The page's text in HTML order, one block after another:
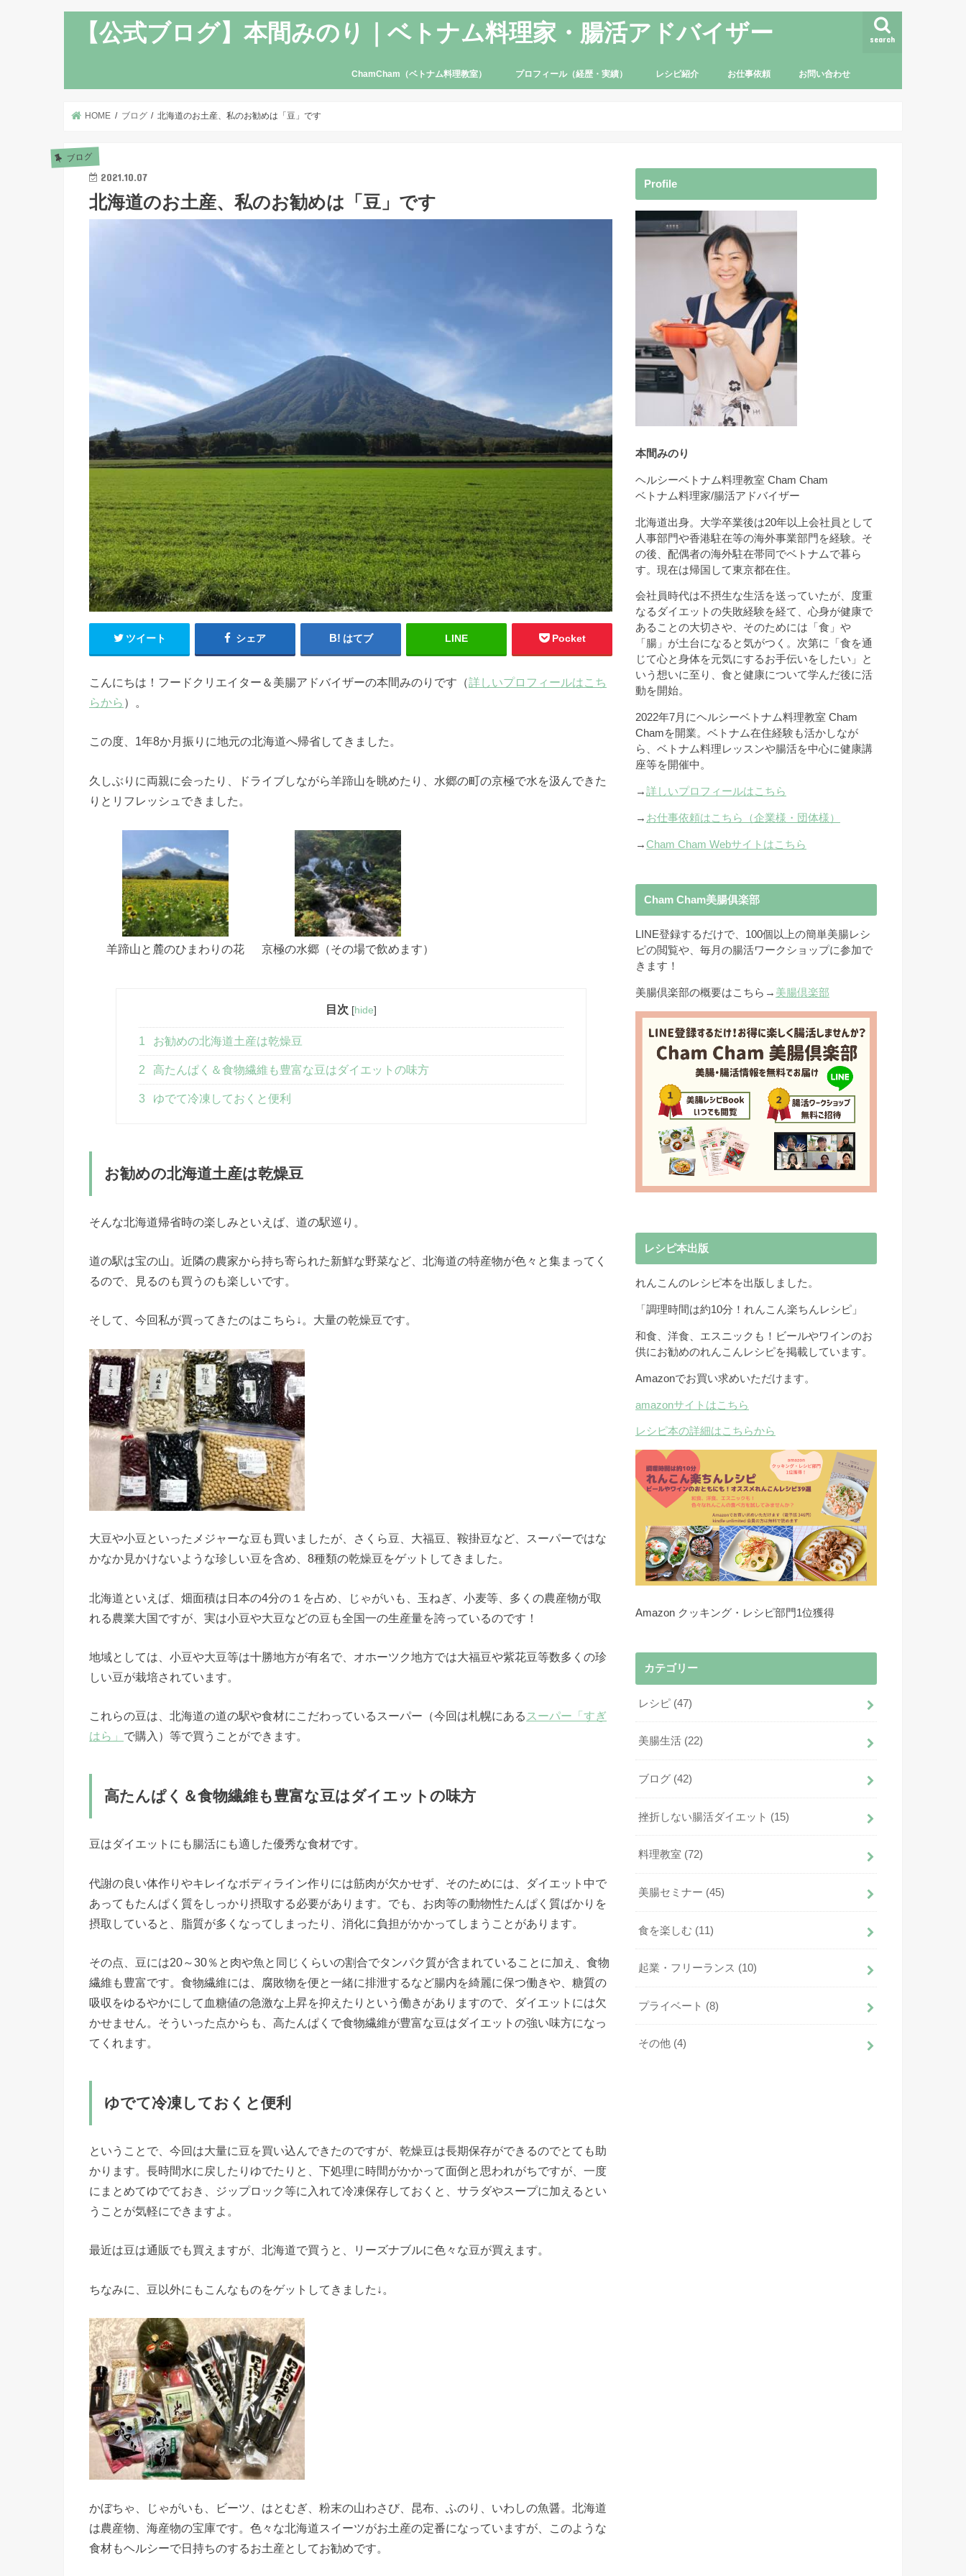
【公式ブログ】本間みのり｜ベトナム料理家・腸活アドバイザー search
ChamCham（ベトナム料理教室） プロフィール（経歴・実績） レシピ紹介 お仕事依頼 お問い合わせ
HOME ブログ 北海道のお土産、私のお勧めは「豆」です
ブログ
2021.10.07
北海道のお土産、私のお勧めは「豆」です
ツイート シェア はてブ LINE Pocket
こんにちは！フードクリエイター＆美腸アドバイザーの本間みのりです（詳しいプロフィールはこち
らから ）。
この度、1年8か月振りに地元の北海道へ帰省してきました。
久しぶりに両親に会ったり、ドライブしながら羊蹄山を眺めたり、水郷の町の京極で水を汲んできた
りとリフレッシュできました。
羊蹄山と麓のひまわりの花 京極の水郷（その場で飲めます）
目次 [hide]
1 お勧めの北海道土産は乾燥豆
2 高たんぱく＆食物繊維も豊富な豆はダイエットの味方
3 ゆでて冷凍しておくと便利
お勧めの北海道土産は乾燥豆
そんな北海道帰省時の楽しみといえば、道の駅巡り。
道の駅は宝の山。近隣の農家から持ち寄られた新鮮な野菜など、北海道の特産物が色々と集まってく
るので、見るのも買うのも楽しいです。
そして、今回私が買ってきたのはこちら↓。大量の乾燥豆です。
大豆や小豆といったメジャーな豆も買いましたが、さくら豆、大福豆、鞍掛豆など、スーパーではな
かなか見かけないような珍しい豆を含め、8種類の乾燥豆をゲットしてきました。
北海道といえば、畑面積は日本の4分の１を占め、じゃがいも、玉ねぎ、小麦等、多くの農産物が取
れる農業大国ですが、実は小豆や大豆などの豆も全国一の生産量を誇っているのです！
地域としては、小豆や大豆等は十勝地方が有名で、オホーツク地方では大福豆や紫花豆等数多くの珍
しい豆が栽培されています。
これらの豆は、北海道の道の駅や食材にこだわっているスーパー（今回は札幌にある スーパー「すぎ
はら」 で購入）等で買うことができます。
高たんぱく＆食物繊維も豊富な豆はダイエットの味方
豆はダイエットにも腸活にも適した優秀な食材です。
代謝の良い体作りやキレイなボディライン作りには筋肉が欠かせず、そのためには、ダイエット中で
あってもたんぱく質をしっかり摂取する必要があります。でも、お肉等の動物性たんぱく質ばかりを
摂取していると、脂質が多くなってしまったり、消化に負担がかかってしまうことがあります。
その点、豆には20～30％と肉や魚と同じくらいの割合でタンパク質が含まれていることに加え、食物
繊維も豊富です。食物繊維には、腐敗物を便と一緒に排泄するなど腸内を綺麗に保つ働きや、糖質の
吸収をゆるやかにして血糖値の急激な上昇を抑えたりという働きがありますので、ダイエットには欠
かせません。そういった点からも、高たんぱくで食物繊維が豊富な豆はダイエットの強い味方になっ
てくれます。
ゆでて冷凍しておくと便利
ということで、今回は大量に豆を買い込んできたのですが、乾燥豆は長期保存ができるのでとても助
かります。長時間水に戻したりゆでたりと、下処理に時間がかかって面倒と思われがちですが、一度
にまとめてゆでておき、ジップロック等に入れて冷凍保存しておくと、サラダやスープに加えるとい
うことが気軽にできますよ。
最近は豆は通販でも買えますが、北海道で買うと、リーズナブルに色々な豆が買えます。
ちなみに、豆以外にもこんなものをゲットしてきました↓。
かぼちゃ、じゃがいも、ビーツ、はとむぎ、粉末の山わさび、昆布、ふのり、いわしの魚醤。北海道
は農産物、海産物の宝庫です。色々な北海道スイーツがお土産の定番になっていますが、このような
食材もヘルシーで日持ちのするお土産としてお勧めです。
Profile
本間みのり
ヘルシーベトナム料理教室 Cham Cham
ベトナム料理家/腸活アドバイザー
北海道出身。大学卒業後は20年以上会社員として
人事部門や香港駐在等の海外事業部門を経験。そ
の後、配偶者の海外駐在帯同でベトナムで暮ら
す。現在は帰国して東京都在住。
会社員時代は不摂生な生活を送っていたが、度重
なるダイエットの失敗経験を経て、心身が健康で
あることの大切さや、そのためには「食」や
「腸」が土台になると気がつく。次第に「食を通
じて心と身体を元気にするお手伝いをしたい」と
いう想いに至り、食と健康について学んだ後に活
動を開始。
2022年7月にヘルシーベトナム料理教室 Cham
Chamを開業。ベトナム在住経験も活かしなが
ら、ベトナム料理レッスンや腸活を中心に健康講
座等を開催中。
→詳しいプロフィールはこちら
→ お仕事依頼はこちら（企業様・団体様）
→Cham Cham Webサイトはこちら
Cham Cham美腸俱楽部
LINE登録するだけで、100個以上の簡単美腸レシ
ピの閲覧や、毎月の腸活ワークショップに参加で
きます！
美腸倶楽部の概要はこちら→ 美腸倶楽部
レシピ本出版
れんこんのレシピ本を出版しました。
「調理時間は約10分！れんこん楽ちんレシピ」
和食、洋食、エスニックも！ビールやワインのお
供にお勧めのれんこんレシピを掲載しています。
Amazonでお買い求めいただけます。
amazonサイトはこちら
レシピ本の詳細はこちらから
Amazon クッキング・レシピ部門1位獲得
カテゴリー
レシピ (47)
美腸生活 (22)
ブログ (42)
挫折しない腸活ダイエット (15)
料理教室 (72)
美腸セミナー (45)
食を楽しむ (11)
起業・フリーランス (10)
プライベート (8)
その他 (4)